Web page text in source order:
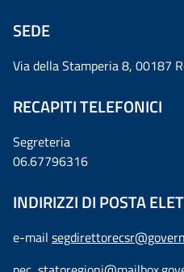
SEDE
Via della Stamperia 8, 00187
RECAPITI TELEFONICI
Segreteria
06.67796316
INDIRIZZI DI POSTA
e-mail